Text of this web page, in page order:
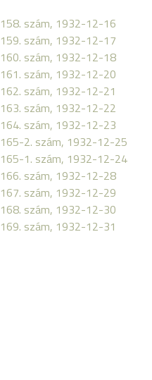
158. szám, 1932-12-16
159. szám, 1932-12-17
160. szám, 1932-12-18
161. szám, 1932-12-20
162. szám, 1932-12-21
163. szám, 1932-12-22
164. szám, 1932-12-23
165-2. szám, 1932-12-25
165-1. szám, 1932-12-24
166. szám, 1932-12-28
167. szám, 1932-12-29
168. szám, 1932-12-30
169. szám, 1932-12-31